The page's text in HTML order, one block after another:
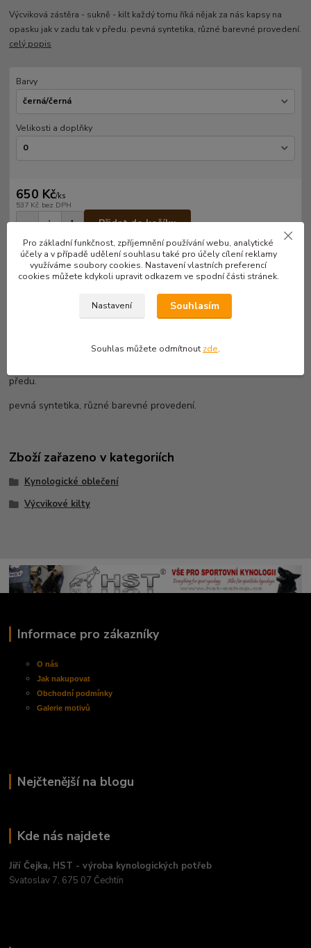
Výcviková zástěra - sukně - kilt každý tomu říká nějak za nás kapsy na
opasku jak v zadu tak v předu. pevná syntetika, různé barevné provedení.
celý popis
Barvy
Velikosti a doplňky
650 Kč/ks
537 Kč bez DPH
Přidat do košíku
Číslo produktu: KI01
Kompletní specifikace
Výcviková zástěra - sukně - kilt
předu.
pevná syntetika, různé barevné provedení.
Zboží zařazeno v kategoriích
Kynologické oblečení
Výcvikové kilty
Informace pro zákazníky
O nás
Jak nakupovat
Obchodnípodmínky
Galerie motivů
Nejčtenější na blogu
Kde nás najdete
Jiří Čejka, HST - výroba kynologických potřeb
Svatoslav 7, 675 07 Čechtín
Pro základní funkčnost, zpříjemnění používání webu, analytické
účely a v případě udělení souhlasu také pro účely cílení reklamy
využíváme soubory cookies. Nastavení vlastních preferencí
cookies můžete kdykoli upravit odkazem ve spodní části stránek.
Nastavení Souhlasím
Souhlas můžete odmítnout zde.